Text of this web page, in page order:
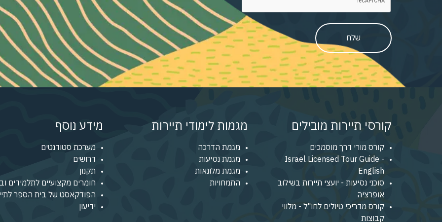
שלח
קורסי תיירות מובילים
קורס מורי דרך מוסמכים
Israel Licensed Tour Guide -
English
סוכני נסיעות - יועצי תיירות בשילוב
אופרציה
קורס מדריכי טיולים לחו"ל - מלווי
קבוצות
מגמות לימודי תיירות
מגמת הדרכה
מגמת נסיעות
מגמת מלונאות
התמחויות
מידע נוסף
מערכת סטודנטים
דרושים
תקנון
חומרים מקצועיים לתלמידים
הפודקאסט של בית הספר
ידיעון